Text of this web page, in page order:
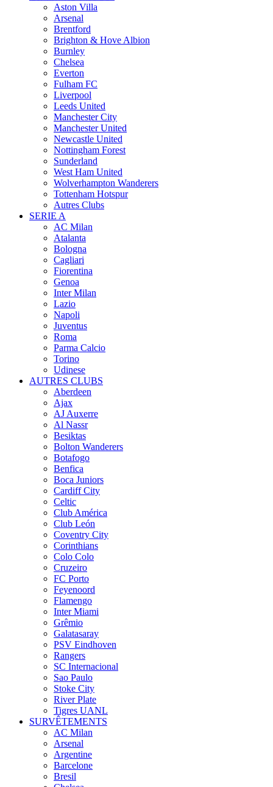
Aston Villa
Arsenal
Brentford
Brighton & Hove Albion
Burnley
Chelsea
Everton
Fulham FC
Liverpool
Leeds United
Manchester City
Manchester United
Newcastle United
Nottingham Forest
Sunderland
West Ham United
Wolverhampton Wanderers
Tottenham Hotspur
Autres Clubs
SERIE A
AC Milan
Atalanta
Bologna
Cagliari
Fiorentina
Genoa
Inter Milan
Lazio
Napoli
Juventus
Roma
Parma Calcio
Torino
Udinese
AUTRES CLUBS
Aberdeen
Ajax
AJ Auxerre
Al Nassr
Besiktas
Bolton Wanderers
Botafogo
Benfica
Boca Juniors
Cardiff City
Celtic
Club América
Club León
Coventry City
Corinthians
Colo Colo
Cruzeiro
FC Porto
Feyenoord
Flamengo
Inter Miami
Grêmio
Galatasaray
PSV Eindhoven
Rangers
SC Internacional
Sao Paulo
Stoke City
River Plate
Tigres UANL
SURVÊTEMENTS
AC Milan
Arsenal
Argentine
Barcelone
Bresil